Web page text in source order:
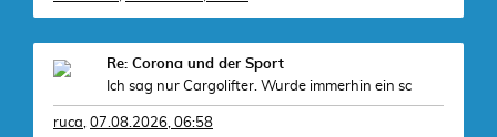
Re: Corona und der Sport
Ich sag nur Cargolifter. Wurde immerhin ein sc
ruca, 07.08.2026, 06:58